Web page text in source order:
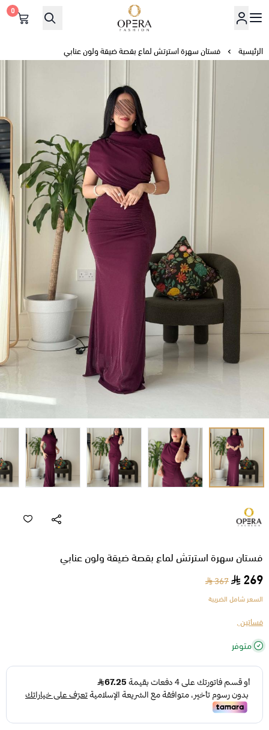
أوبرا فاشن
0
الرئيسية فستان سهرة استرتش لماع بقصة ضيقة ولون عنابي
فستان سهرة استرتش لماع بقصة ضيقة ولون عنابي
269
367
السعر شامل الضريبة
فساتين ,
متوفر